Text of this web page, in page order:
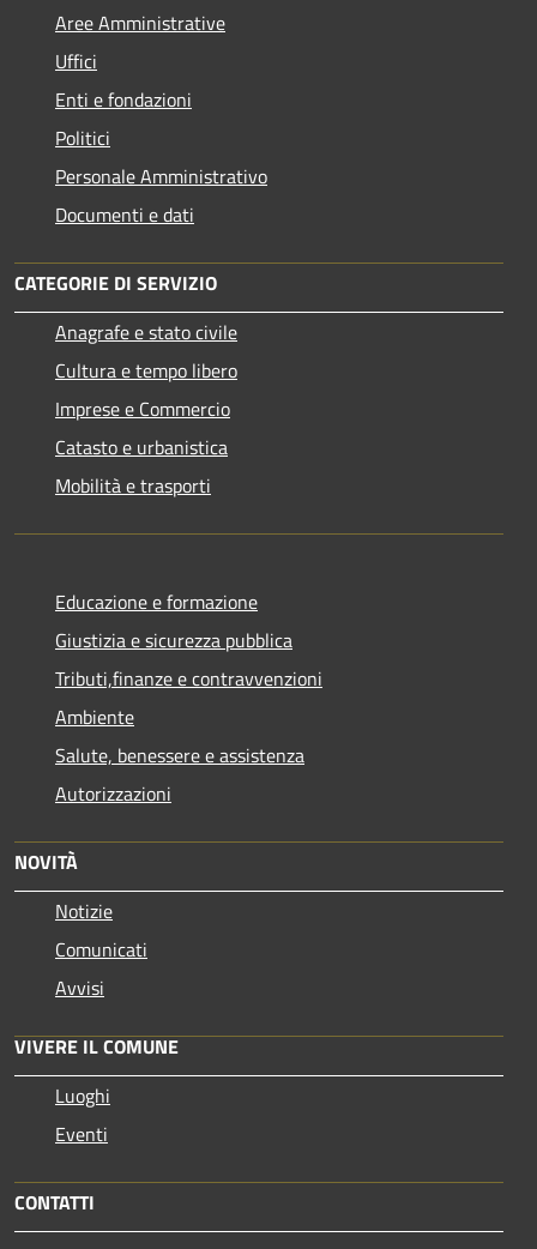
Aree Amministrative
Uffici
Enti e fondazioni
Politici
Personale Amministrativo
Documenti e dati
CATEGORIE DI SERVIZIO
Anagrafe e stato civile
Cultura e tempo libero
Imprese e Commercio
Catasto e urbanistica
Mobilità e trasporti
Educazione e formazione
Giustizia e sicurezza pubblica
Tributi,finanze e contravvenzioni
Ambiente
Salute, benessere e assistenza
Autorizzazioni
NOVITÀ
Notizie
Comunicati
Avvisi
VIVERE IL COMUNE
Luoghi
Eventi
CONTATTI